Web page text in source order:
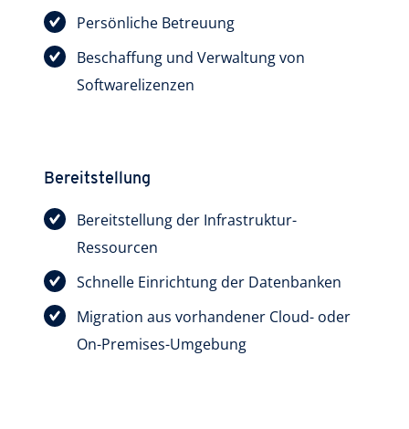
Persönliche Betreuung
Beschaffung und Verwaltung von
Softwarelizenzen
Bereitstellung
Bereitstellung der Infrastruktur-
Ressourcen
Schnelle Einrichtung der Datenbanken
Migration aus vorhandener Cloud- oder
On-Premises-Umgebung